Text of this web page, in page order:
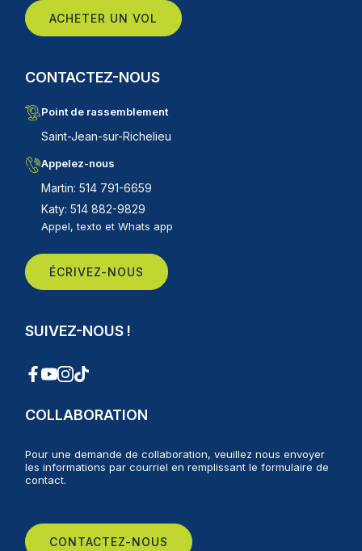
ACHETER UN VOL
CONTACTEZ-NOUS
Point de rassemblement
Saint-Jean-sur-Richelieu
Appelez-nous
Martin: 514 791-6659
Katy: 514 882-9829
Appel, texto et Whats app
ÉCRIVEZ-NOUS
SUIVEZ-NOUS !
COLLABORATION
Pour une demande de collaboration, veuillez nous envoyer
les informations par courriel en remplissant le formulaire de
contact.
CONTACTEZ-NOUS